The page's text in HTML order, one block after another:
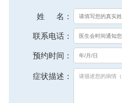
姓 名：
联系电话：
预约时间：
症状描述：